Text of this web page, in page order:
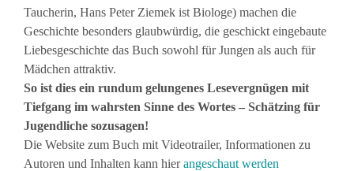
Taucherin, Hans Peter Ziemek ist Biologe) machen die
Geschichte besonders glaubwürdig, die geschickt eingebaute
Liebesgeschichte das Buch sowohl für Jungen als auch für
Mädchen attraktiv.
So ist dies ein rundum gelungenes Lesevergnügen mit
Tiefgang im wahrsten Sinne des Wortes – Schätzing für
Jugendliche sozusagen!
Die Website zum Buch mit Videotrailer, Informationen zu
Autoren und Inhalten kann hierangeschaut werden